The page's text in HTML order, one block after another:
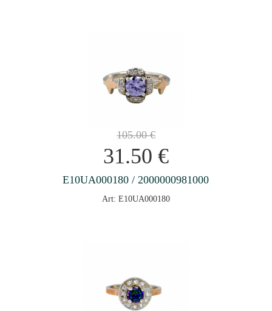
105.00€
31.50 €
E10UA000180 / 2000000981000
Art: E10UA000180